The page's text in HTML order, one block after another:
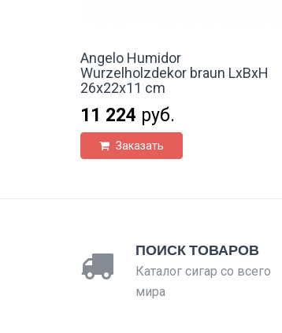
Angelo Humidor
Wurzelholzdekor braun LxBxH
26x22x11 cm
11 224 руб.
Заказать
ПОИСК ТОВАРОВ
Каталог сигар со всего
мира